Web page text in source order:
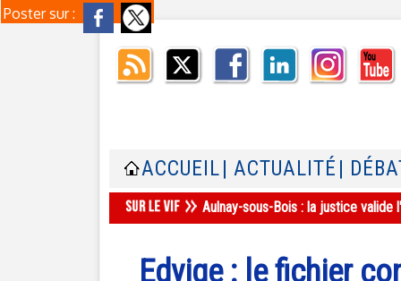
Poster sur :
ACCUEIL | ACTUALITÉ |
Aulnay-sous-Bois : la justice
Edvige : le fichier